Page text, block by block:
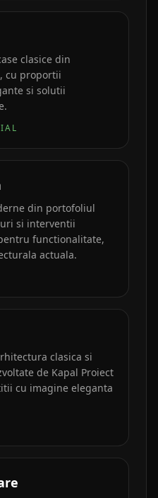
clasice din
cu proportii
si solutii
din portofoliul
si interventii
functionalitate,
actuala.
clasica si
de Kapal Proiect
cu imagine eleganta